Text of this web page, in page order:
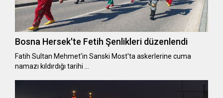
Bosna Hersek'te Fetih Şenlikleri düzenlendi
Fatih Sultan Mehmet'in Sanski Most'ta askerlerine cuma
namazı kıldırdığı tarihi …